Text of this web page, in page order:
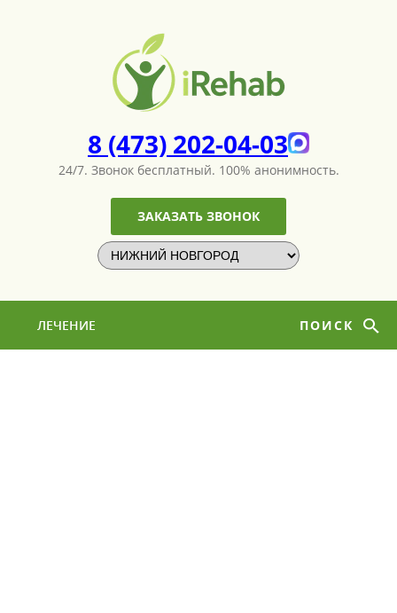
8 (473) 202-04-03
24/7. Звонок бесплатный. 100% анонимность.
ЗАКАЗАТЬ ЗВОНОК
ЛЕЧЕНИЕ ПОИСК